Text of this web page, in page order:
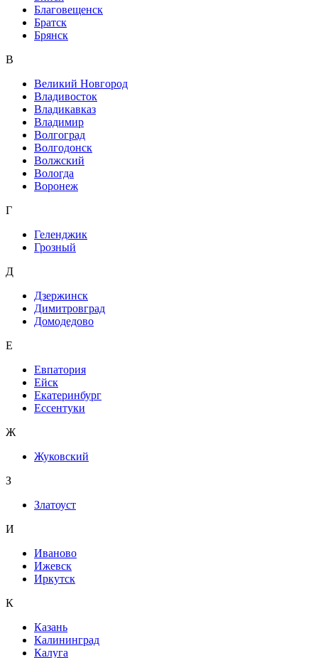
Благовещенск
Братск
Брянск
В
Великий Новгород
Владивосток
Владикавказ
Владимир
Волгоград
Волгодонск
Волжский
Вологда
Воронеж
Г
Геленджик
Грозный
Д
Дзержинск
Димитровград
Домодедово
Е
Евпатория
Ейск
Екатеринбург
Ессентуки
Ж
Жуковский
З
Златоуст
И
Иваново
Ижевск
Иркутск
К
Казань
Калининград
Калуга